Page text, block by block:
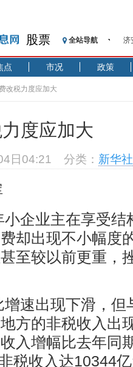
股票 全站导航
济
【
基
济
点 市况 政策
改税力度应加大
度应加大
日04:21 分类： 新华
企业主在享受结
却出现不小幅度
至较以前更重，
速出现下滑，但
方的非税收入出
入增幅比去年同
税收入达10344